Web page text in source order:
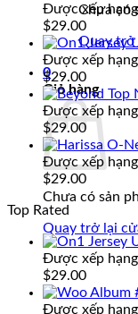
Chưa có
Quay trở
0
Giỏ hàng
Chưa có sản
Quay trở lại
Được xếp
$29.00
Được xếp hạng
$29.00
Được xếp hạng
$29.00
Được xếp hạng
$29.00
Top Rated
Được xếp hạng
$29.00
Được xếp hạng